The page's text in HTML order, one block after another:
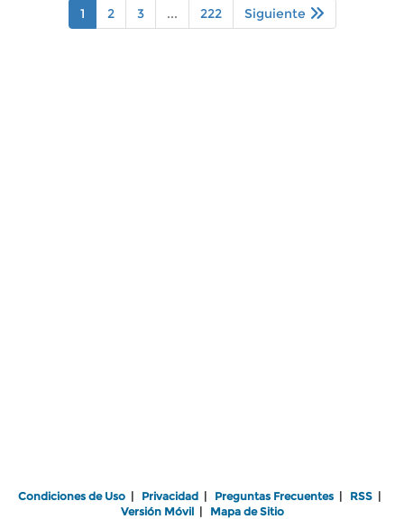
1 2 3 ... 222 Siguiente
Condiciones de Uso | Privacidad | Preguntas Frecuentes | RSS |
Versión Móvil| Mapa de Sitio